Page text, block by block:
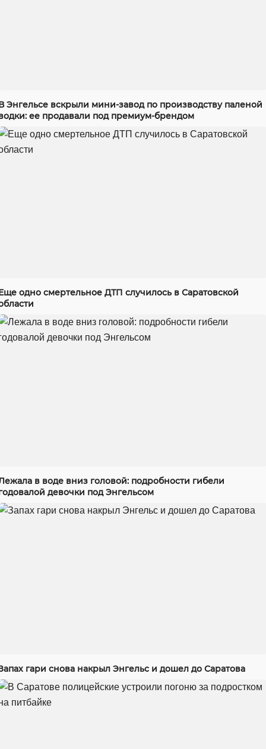
Энгельсе вскрыли мини-завод по производству паленой
ее продавали под премиум-брендом
одно смертельное ДТП случилось в Саратовской
в воде вниз головой: подробности гибели
девочки под Энгельсом
гари снова накрыл Энгельс и дошел до Саратова